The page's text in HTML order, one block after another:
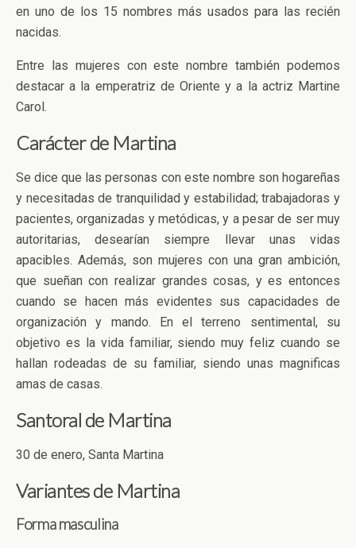
en uno de los 15 nombres más usados para las recién
nacidas.
Entre las mujeres con este nombre también podemos
destacar a la emperatriz de Oriente y a la actriz Martine
Carol.
Carácter de Martina
Se dice que las personas con este nombre son hogareñas
y necesitadas de tranquilidad y estabilidad; trabajadoras y
pacientes, organizadas y metódicas, y a pesar de ser muy
autoritarias, desearían siempre llevar unas vidas
apacibles. Además, son mujeres con una gran ambición,
que sueñan con realizar grandes cosas, y es entonces
cuando se hacen más evidentes sus capacidades de
organización y mando. En el terreno sentimental, su
objetivo es la vida familiar, siendo muy feliz cuando se
hallan rodeadas de su familiar, siendo unas magnificas
amas de casas.
Santoral de Martina
30 de enero, Santa Martina
Variantes de Martina
Forma masculina